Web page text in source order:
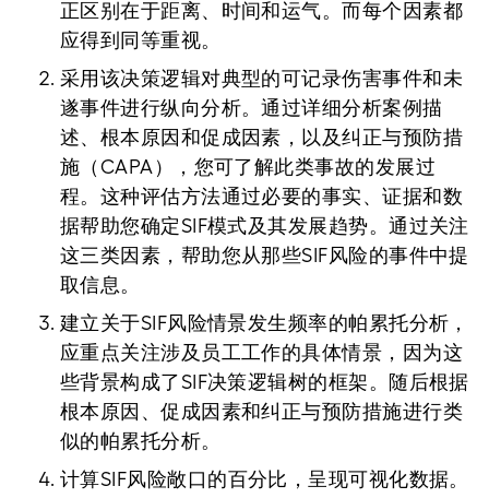
正区别在于距离、时间和运气。而每个因素都
应得到同等重视。
采用该决策逻辑对典型的可记录伤害事件和未
遂事件进行纵向分析。通过详细分析案例描
述、根本原因和促成因素，以及纠正与预防措
施（CAPA），您可了解此类事故的发展过
程。这种评估方法通过必要的事实、证据和数
据帮助您确定SIF模式及其发展趋势。通过关注
这三类因素，帮助您从那些SIF风险的事件中提
取信息。
建立关于SIF风险情景发生频率的帕累托分析，
应重点关注涉及员工工作的具体情景，因为这
些背景构成了SIF决策逻辑树的框架。随后根据
根本原因、促成因素和纠正与预防措施进行类
似的帕累托分析。
计算SIF风险敞口的百分比，呈现可视化数据。